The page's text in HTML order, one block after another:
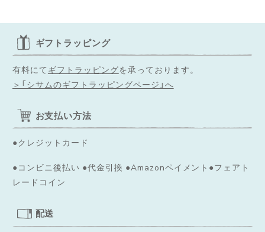
ギフトラッピング
有料にて ギフトラッピングを承っております。
＞「シサムのギフトラッピングページ」へ
お支払い方法
●クレジットカード
●コンビニ後払い ●代金引換 ●Amazonペイメント●フェアト
レードコイン
配送